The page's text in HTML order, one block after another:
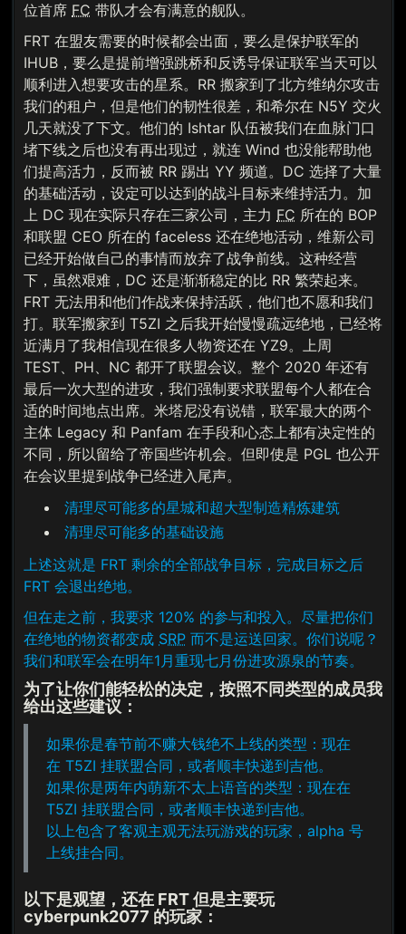
位首席 FC 带队才会有满意的舰队。
FRT 在盟友需要的时候都会出面，要么是保护联军的
IHUB，要么是提前增强跳桥和反诱导保证联军当天可以
顺利进入想要攻击的星系。RR 搬家到了北方维纳尔攻击
我们的租户，但是他们的韧性很差，和希尔在 N5Y 交火
几天就没了下文。他们的 Ishtar 队伍被我们在血脉门口
堵下线之后也没有再出现过，就连 Wind 也没能帮助他
们提高活力，反而被 RR 踢出 YY 频道。DC 选择了大量
的基础活动，设定可以达到的战斗目标来维持活力。加
上 DC 现在实际只存在三家公司，主力 FC 所在的 BOP
和联盟 CEO 所在的 faceless 还在绝地活动，维新公司
已经开始做自己的事情而放弃了战争前线。这种经营
下，虽然艰难，DC 还是渐渐稳定的比 RR 繁荣起来。
FRT 无法用和他们作战来保持活跃，他们也不愿和我们
打。联军搬家到 T5ZI 之后我开始慢慢疏远绝地，已经将
近满月了我相信现在很多人物资还在 YZ9。上周
TEST、PH、NC 都开了联盟会议。整个 2020 年还有
最后一次大型的进攻，我们强制要求联盟每个人都在合
适的时间地点出席。米塔尼没有说错，联军最大的两个
主体 Legacy 和 Panfam 在手段和心态上都有决定性的
不同，所以留给了帝国些许机会。但即使是 PGL 也公开
在会议里提到战争已经进入尾声。
清理尽可能多的星城和超大型制造精炼建筑
清理尽可能多的基础设施
上述这就是 FRT 剩余的全部战争目标，完成目标之后
FRT 会退出绝地。
但在走之前，我要求 120% 的参与和投入。尽量把你们
在绝地的物资都变成 SRP 而不是运送回家。你们说呢？
我们和联军会在明年1月重现七月份进攻源泉的节奏。
为了让你们能轻松的决定，按照不同类型的成员我
给出这些建议：
如果你是春节前不赚大钱绝不上线的类型：现在
在 T5ZI 挂联盟合同，或者顺丰快递到吉他。
如果你是两年内萌新不太上语音的类型：现在在
T5ZI 挂联盟合同，或者顺丰快递到吉他。
以上包含了客观主观无法玩游戏的玩家，alpha 号
上线挂合同。
以下是观望，还在 FRT 但是主要玩
cyberpunk2077 的玩家：